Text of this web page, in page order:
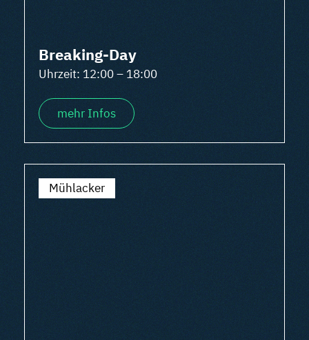
Breaking-Day
Uhrzeit: 12:00 – 18:00
mehr Infos
Mühlacker